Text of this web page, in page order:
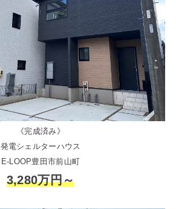
《完成済み》
発電シェルターハウス
E-LOOP豊田市前山町
3,280万円～